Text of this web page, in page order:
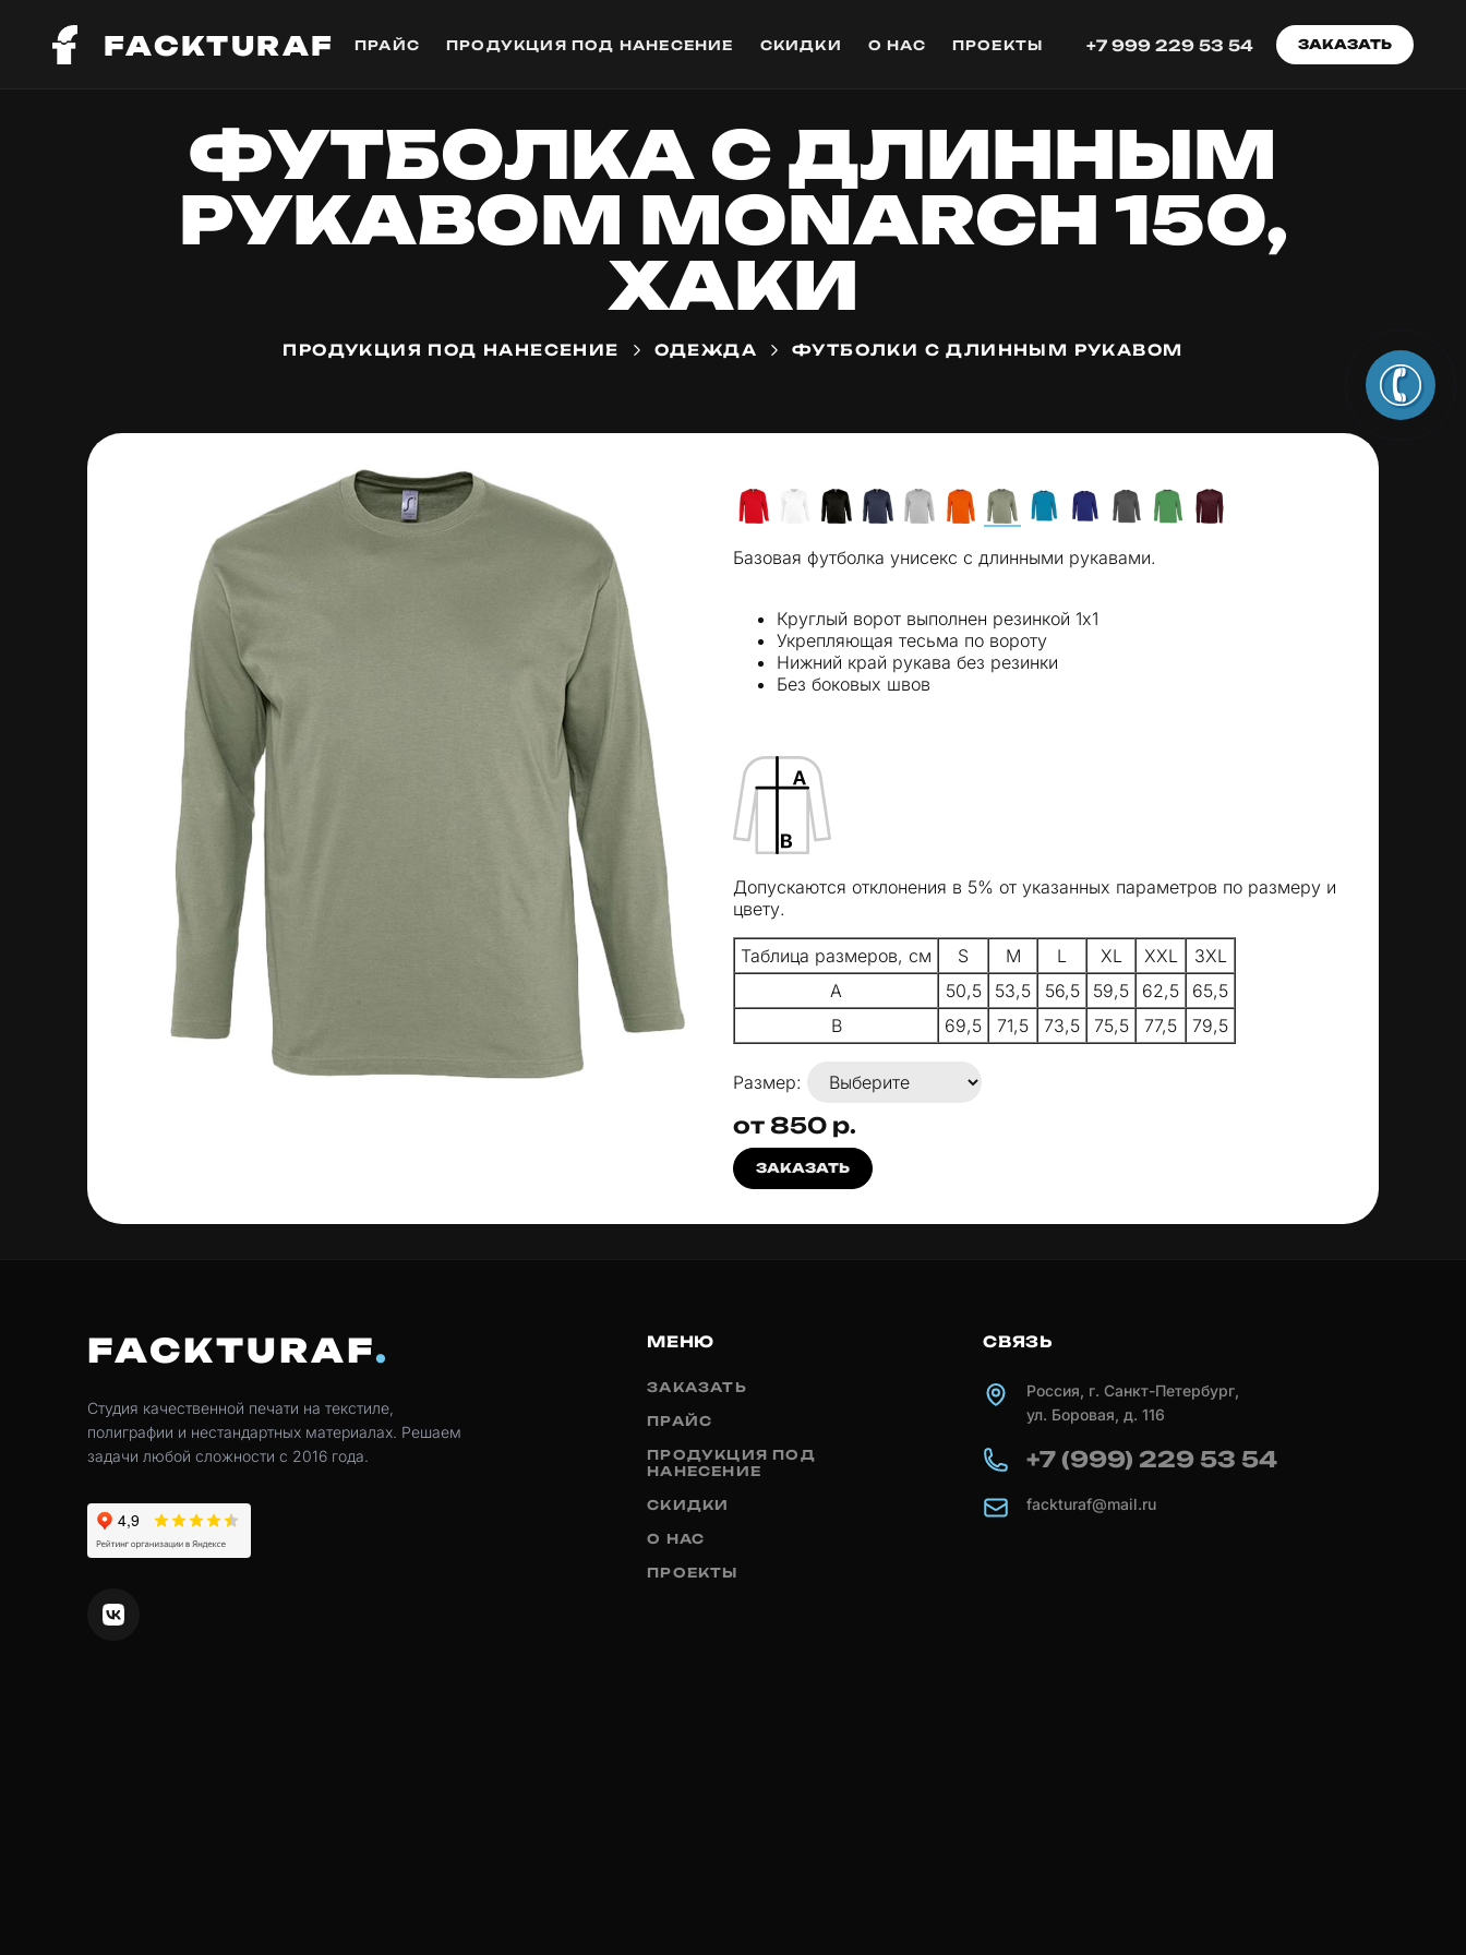
FACKTURAF ПРАЙС ПРОДУКЦИЯ ПОД НАНЕСЕНИЕ СКИДКИ О НАС ПРОЕКТЫ +7 999 229 53 54 ЗАКАЗАТЬ
ФУТБОЛКА С ДЛИННЫМ
РУКАВОМ MONARCH 150,
ХАКИ
ПРОДУКЦИЯ ПОД НАНЕСЕНИЕ ОДЕЖДА ФУТБОЛКИ С ДЛИННЫМ РУКАВОМ
Базовая футболка унисекс с длинными рукавами.
Круглый ворот выполнен резинкой 1х1
Укрепляющая тесьма по вороту
Нижний край рукава без резинки
Без боковых швов
Допускаются отклонения в 5% от указанных параметров по размеру и
цвету.
Таблица размеров, см S M L XL XXL
3XL
A
50,5 53,5 56,5 59,5 62,5
65,5
B
69,5 71,5 73,5 75,5 77,5 79,5
Размер:
от 850 р.
ЗАКАЗАТЬ
FACKTURAF
Студия качественной печати на текстиле,
полиграфии и нестандартных материалах. Решаем
задачи любой сложности с 2016 года.
МЕНЮ
ЗАКАЗАТЬ
ПРАЙС
ПРОДУКЦИЯ ПОД
НАНЕСЕНИЕ
СКИДКИ
О НАС
ПРОЕКТЫ
СВЯЗЬ
Россия, г. Санкт-Петербург,
ул. Боровая, д. 116
+7 (999) 229 53 54
fackturaf@mail.ru